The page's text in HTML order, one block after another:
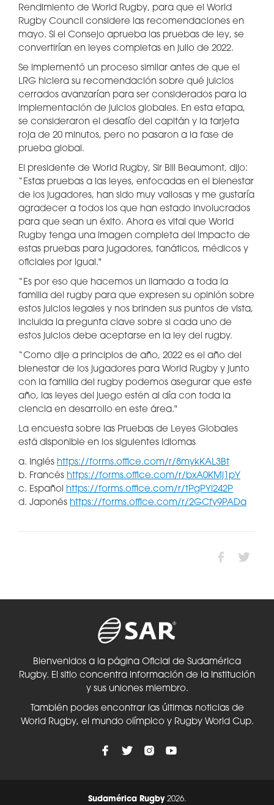
Rendimiento de World Rugby, para que el World
Rugby Council considere las recomendaciones en
mayo. Si el Consejo aprueba las pruebas de ley, se
convertirían en leyes completas en julio de 2022.
Se implementó un proceso similar antes de que el
LRG hiciera su recomendación sobre qué juicios
cerrados avanzarían para ser considerados para la
implementación de juicios globales. En esta etapa,
se consideraron el desafío del capitán y la tarjeta
roja de 20 minutos, pero no pasaron a la fase de
prueba global.
El presidente de World Rugby, Sir Bill Beaumont, dijo:
“Estas pruebas a las leyes, enfocadas en el bienestar
de los jugadores, han sido muy valiosas y me gustaría
agradecer a todos los que han estado involucrados
para que sean un éxito. Ahora es vital que World
Rugby tenga una imagen completa del impacto de
estas pruebas para jugadores, fanáticos, médicos y
oficiales por igual."
“Es por eso que hacemos un llamado a toda la
familia del rugby para que expresen su opinión sobre
estos juicios legales y nos brinden sus puntos de vista,
incluida la pregunta clave sobre si cada uno de
estos juicios debe aceptarse en la ley del rugby.
“Como dije a principios de año, 2022 es el año del
bienestar de los jugadores para World Rugby y junto
con la familia del rugby podemos asegurar que este
año, las leyes del juego estén al día con toda la
ciencia en desarrollo en este área."
La encuesta sobre las Pruebas de Leyes Globales
está disponible en los siguientes idiomas
a. Inglés https://forms.office.com/r/8mykKAL3Bt
b. Francés https://forms.office.com/r/bxA0KMj1pY
c. Español https://forms.office.com/r/tPgPYi242P
d. Japonés https://forms.office.com/r/2GCfy9PADa
Bienvenidos a la página Oficial de Sudamérica
Rugby. El sitio concentra información de la Institución
y sus uniones miembro.
También podes encontrar las últimas noticias de
World Rugby, el mundo olímpico y Rugby World Cup.
Sudamérica Rugby2026.